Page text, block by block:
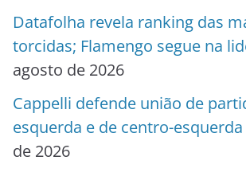
Datafolha revela ranking das
torcidas; Flamengo segue na
agosto de 2026
Cappelli defende união de
esquerda e de centro-esquerda
de 2026